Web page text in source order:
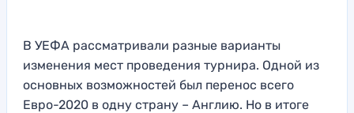
В УЕФА рассматривали разные варианты
изменения мест проведения турнира. Одной из
основных возможностей был перенос всего
Евро-2020 в одну страну – Англию. Но в итоге